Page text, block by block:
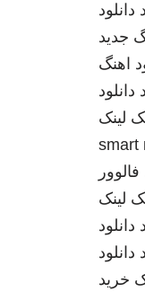
دانلود
جدید
اهنگ
دانلود
لینک
smart
لینک
دانلود
دانلود
خرید